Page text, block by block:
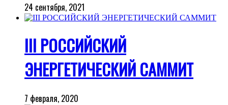
24 сентября, 2021
III РОССИЙСКИЙ
ЭНЕРГЕТИЧЕСКИЙ САММИТ
7 февраля, 2020